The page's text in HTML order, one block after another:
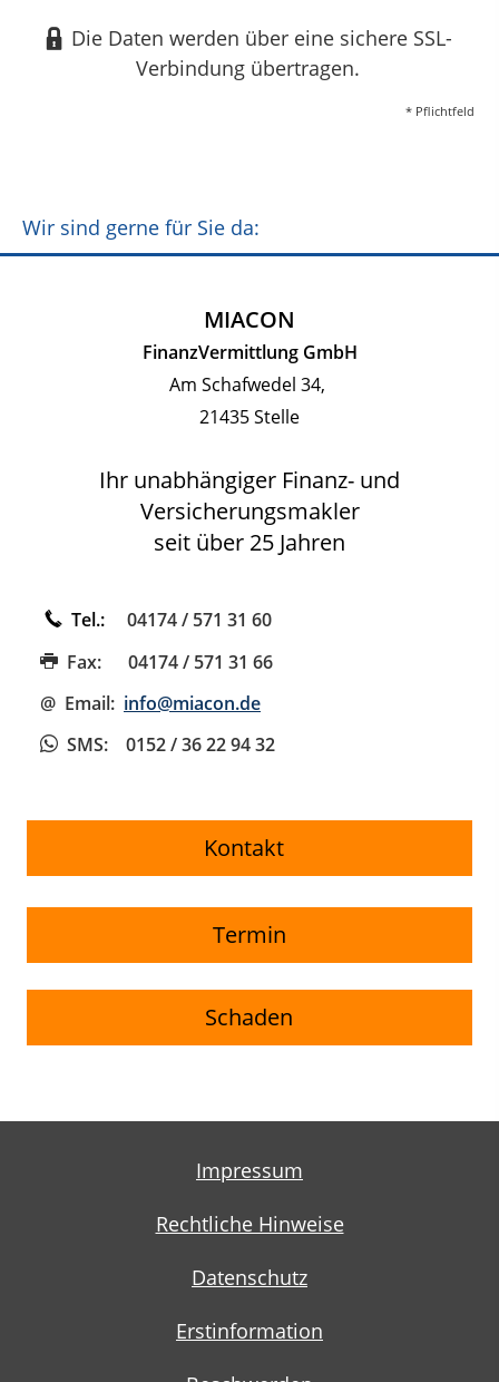
Die Daten werden über eine sichere SSL-
Verbindung übertragen.
* Pflichtfeld
Wir sind gerne für Sie da:
MIACON
FinanzVermittlung GmbH
Am Schafwedel 34,
21435 Stelle
Ihr unabhängiger Finanz- und
Versicherungsmakler
seit über 25 Jahren
Tel.: 04174 / 571 31 60
Fax: 04174 / 571 31 66
@ Email: info@miacon.de
SMS: 0152 / 36 22 94 32
Kontakt
Termin
Schaden
Impressum
Rechtliche Hinweise
Datenschutz
Erstinformation